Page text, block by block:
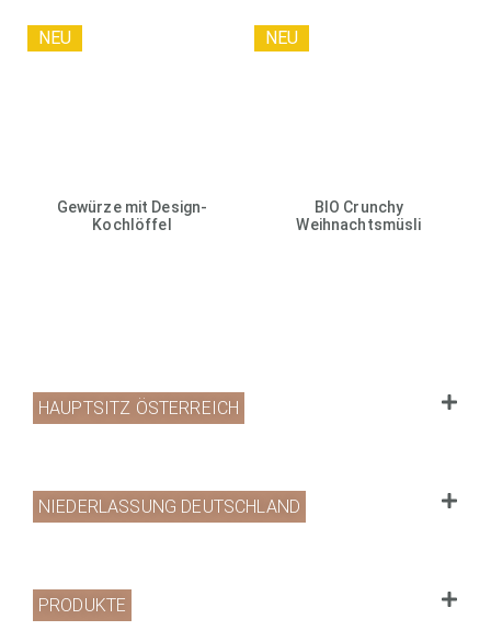
Gewürze mit Design-
Kochlöffel
NEU
BIO Crunchy
Weihnachtsmüsli
NEU
HAUPTSITZ ÖSTERREICH
NIEDERLASSUNG DEUTSCHLAND
PRODUKTE